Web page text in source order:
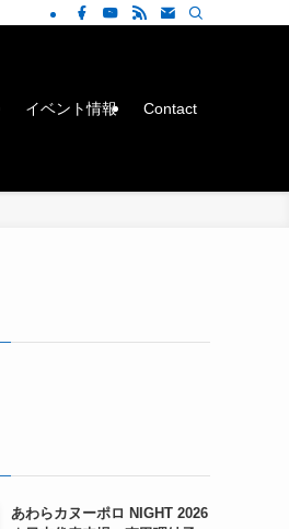
イベント情報 Contact
あわらカヌーポロ NIGHT 2026